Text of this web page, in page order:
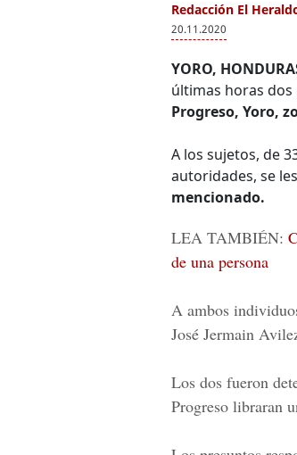
Redacción El
20.11.2020
YORO,
últimas horas
Progreso, Yoro,
A los sujetos, de
autoridades, se
mencionado.
LEA TAMBIÉN:
de una persona
A ambos
José Jermain
Los dos fueron
Progreso libraran